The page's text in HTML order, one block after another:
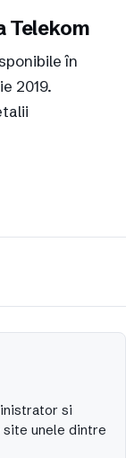
Telekom
în
2019.
si
site unele dintre